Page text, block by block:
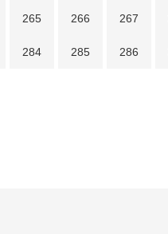
265 266 267
284 285 286